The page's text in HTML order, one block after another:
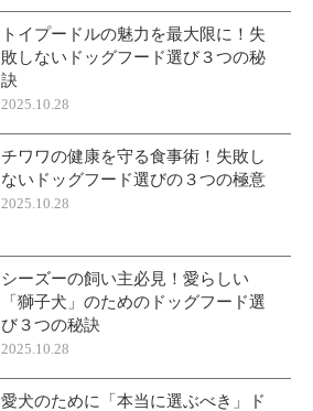
トイプードルの魅力を最大限に！失
敗しないドッグフード選び３つの秘
訣
2025.10.28
チワワの健康を守る食事術！失敗し
ないドッグフード選びの３つの極意
2025.10.28
シーズーの飼い主必見！愛らしい
「獅子犬」のためのドッグフード選
び３つの秘訣
2025.10.28
愛犬のために「本当に選ぶべき」ド